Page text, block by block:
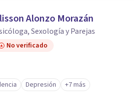
Alonzo Morazán
Sexología y Parejas
No verificado
Depresión +7 más